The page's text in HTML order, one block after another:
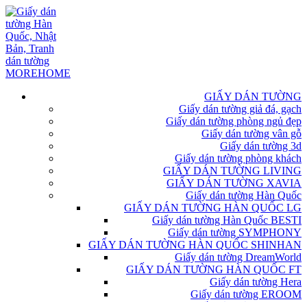
GIẤY DÁN TƯỜNG
Giấy dán tường giả đá, gạch
Giấy dán tường phòng ngủ đẹp
Giấy dán tường vân gỗ
Giấy dán tường 3d
Giấy dán tường phòng khách
GIẤY DÁN TƯỜNG LIVING
GIẤY DÁN TƯỜNG XAVIA
Giấy dán tường Hàn Quốc
GIẤY DÁN TƯỜNG HÀN QUỐC LG
Giấy dán tường Hàn Quốc BESTI
Giấy dán tường SYMPHONY
GIẤY DÁN TƯỜNG HÀN QUỐC SHINHAN
Giấy dán tường DreamWorld
GIẤY DÁN TƯỜNG HÀN QUỐC FT
Giấy dán tường Hera
Giấy dán tường EROOM